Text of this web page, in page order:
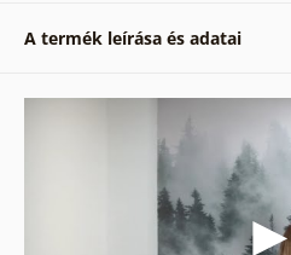
A termék leírása és adatai